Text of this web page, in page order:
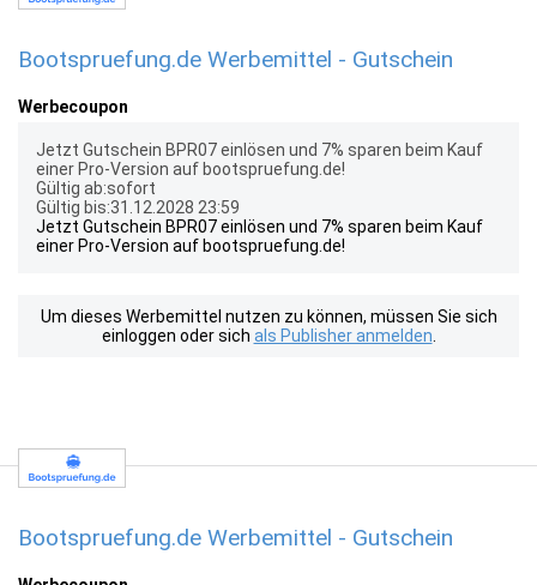
Bootspruefung.de Werbemittel - Gutschein
Werbecoupon
Jetzt Gutschein BPR07 einlösen und 7% sparen beim Kauf
einer Pro-Version auf bootspruefung.de!
Gültig ab:sofort
Gültig bis:31.12.2028 23:59
Jetzt Gutschein BPR07 einlösen und 7% sparen beim Kauf
einer Pro-Version auf bootspruefung.de!
Um dieses Werbemittel nutzen zu können, müssen Sie sich
einloggen oder sich als Publisher anmelden
Bootspruefung.de Werbemittel - Gutschein